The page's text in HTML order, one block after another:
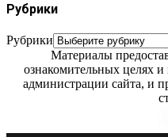
Рубрики
Рубрики
Материалы
ознакомительных целях
администрации сайта, и